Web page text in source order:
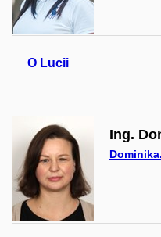
O Lucii
Ing.